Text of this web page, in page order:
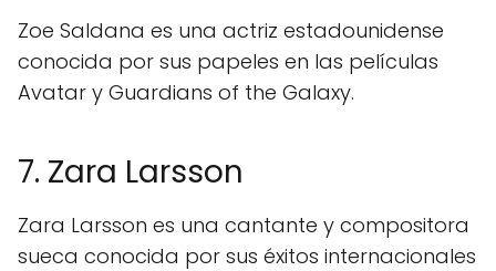
Zoe Saldana es una actriz estadounidense
conocida por sus papeles en las películas
Avatar y Guardians of the Galaxy.
7. Zara Larsson
Zara Larsson es una cantante y compositora
sueca conocida por sus éxitos internacionales